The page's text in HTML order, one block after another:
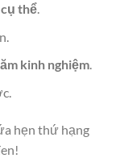
thể.
kinh nghiệm.
hẹn thứ hạng